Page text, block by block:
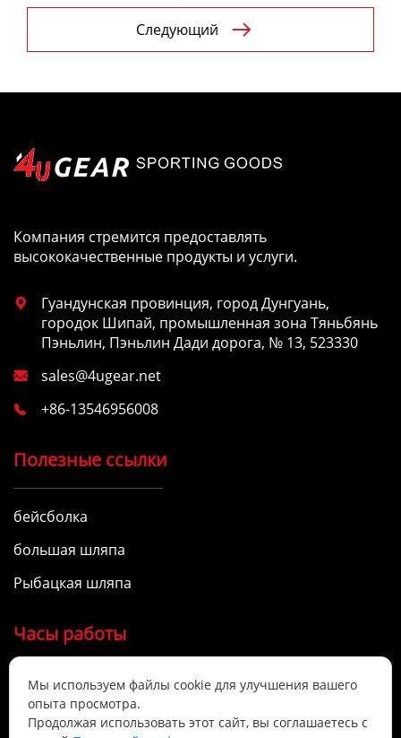
Следующий 
Компания стремится предоставлять
высококачественные продукты и услуги.

Гуандунская провинция, город Дунгуань,
городок Шипай, промышленная зона Тяньбянь
Пэньлин, Пэньлин Дади дорога, № 13, 523330
 sales@4ugear.net
 +86-13546956008
Полезные ссылки
бейсболка
большая шляпа
Рыбацкая шляпа
Часы работы
9:00 - 17:00, понедельник - суббота
Мы предоставляем качественные услуги.
Мы используем файлы cookie для улучшения вашего
опыта просмотра.
Продолжая использовать этот сайт, вы соглашаетесь с